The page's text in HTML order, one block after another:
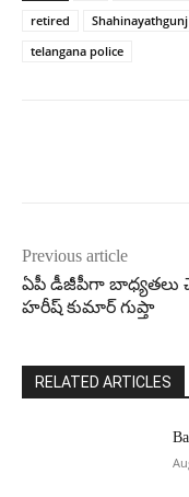
retired
telangana police
Previous article
ఏపీ డీజీపీగా బాధ్యతలు
హరీష్ కుమార్ గుప్తా
RELATED ARTICLES